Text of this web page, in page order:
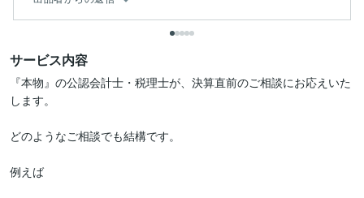
サービス内容
『本物』の公認会計士・税理士が、決算直前のご相談にお応えいた
します。
どのようなご相談でも結構です。
例えば